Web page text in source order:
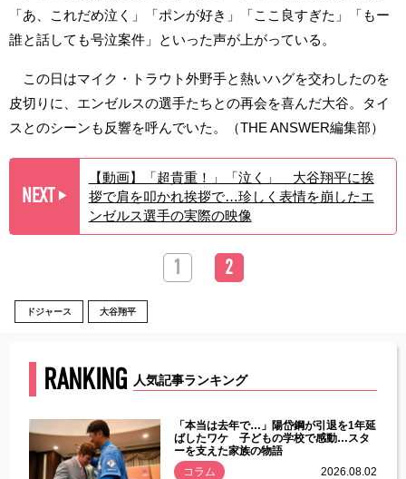
「あ、これだめ泣く」「ポンが好き」「ここ良すぎた」「もー
誰と話しても号泣案件」といった声が上がっている。
この日はマイク・トラウト外野手と熱いハグを交わしたのを
皮切りに、エンゼルスの選手たちとの再会を喜んだ大谷。タイ
スとのシーンも反響を呼んでいた。（THE ANSWER編集部）
NEXT ▶︎
【動画】「超貴重！」「泣く」 大谷翔平に挨
拶で肩を叩かれ挨拶で…珍しく表情を崩したエ
ンゼルス選手の実際の映像
1 2
ドジャース 大谷翔平
RANKING 人気記事ランキング
「本当は去年で…」陽岱鋼が引退を1年延
ばしたワケ 子どもの学校で感動…スタ
ーを支えた家族の物語
コラム
2026.08.02